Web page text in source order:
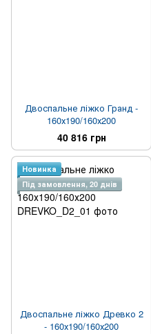
Двоспальне ліжко Гранд -
160х190/160х200
40 816 грн
Новинка
Під замовлення, 20 днів
Двоспальне ліжко Древко 2
- 160х190/160х200